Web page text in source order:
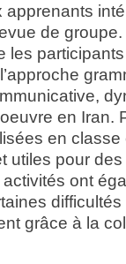
de
les
en Iran.
en
utiles pour
ont
difficultés
grâce à la